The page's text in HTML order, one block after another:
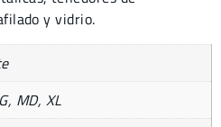
y vidrio.
MD, XL